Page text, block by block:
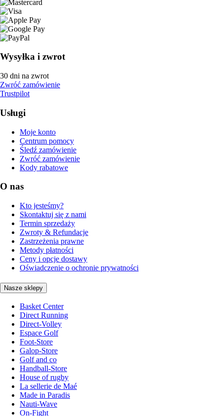
Wysyłka i zwrot
30 dni na zwrot
Zwróć zamówienie
Trustpilot
Usługi
Moje konto
Centrum pomocy
Śledź zamówienie
Zwróć zamówienie
Kody rabatowe
O nas
Kto jesteśmy?
Skontaktuj się z nami
Termin sprzedaży
Zwroty & Refundacje
Zastrzeżenia prawne
Metody płatności
Ceny i opcje dostawy
Oświadczenie o ochronie prywatności
Nasze sklepy
Basket Center
Direct Running
Direct-Volley
Espace Golf
Foot-Store
Galop-Store
Golf and co
Handball-Store
House of rugby
La sellerie de Maé
Made in Paradis
Nauti-Wave
On-Fight